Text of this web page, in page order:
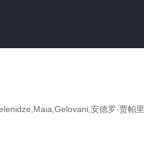
安德罗·贾帕里